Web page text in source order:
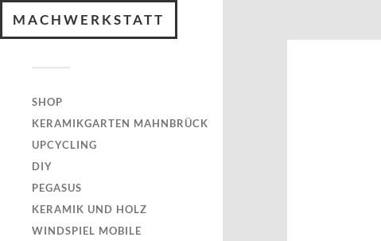
MACHWERKSTATT
SHOP
KERAMIKGARTEN MAHNBRÜCK
UPCYCLING
DIY
PEGASUS
KERAMIK UND HOLZ
WINDSPIEL MOBILE